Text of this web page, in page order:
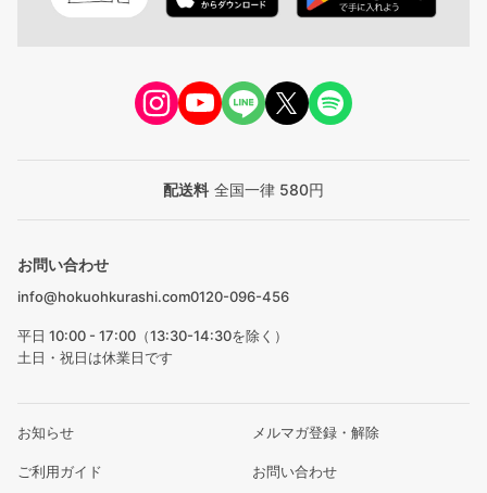
配送料 全国一律 580円
お問い合わせ
info@hokuohkurashi.com0120-096-456
平日 10:00 - 17:00（13:30-14:30を除く）
土日・祝日は休業日です
お知らせ メルマガ登録・解除
ご利用ガイド お問い合わせ